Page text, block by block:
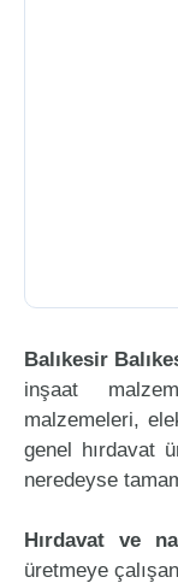
Balıkesir
inşaat
malzemeleri,
genel hırdavat
neredeyse
Hırdavat ve
üretmeye